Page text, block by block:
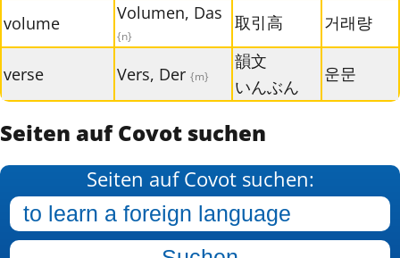
volume
Volumen, Das
{n}
取引高 거래량
verse Vers, Der {m}
韻文
いんぶん
운문
Seiten auf Covot suchen
Seiten auf Covot suchen: